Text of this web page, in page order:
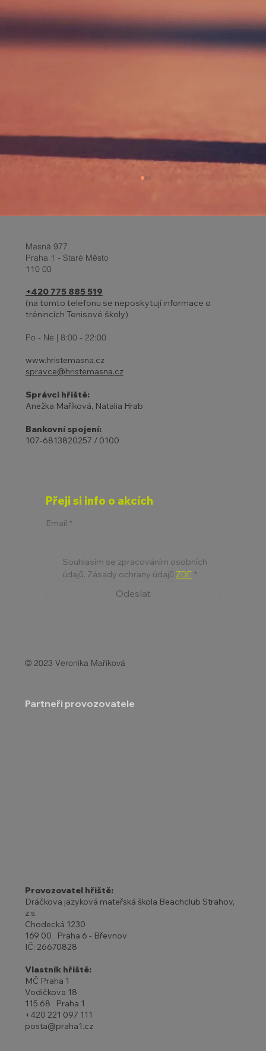
INDIVIDUÁLNÍ TRÉNINKY DĚTÍ
Provozovatel hřiště:
Dráčkova jazyková mateřská škola Beachclub Strahov,
z.s.
Chodecká 1230
169 00 Praha 6 - Břevnov
IČ: 26670828
Vlastník hřiště:
MČ Praha 1
Vodičkova 18
115 68 Praha 1
+420 221 097 111
posta@praha1.cz
Masná 977
Praha 1 - Staré Město
110 00
+420 775 885 519
(na tomto telefonu se neposkytují informace o
trénincích Tenisové školy)
Po - Ne | 8:00 - 22:00
www.hristemasna.cz
spravce@hristemasna.cz
Správci hřiště:
Anežka Maříková, Natalia Hrab
Bankovní spojení:
107-6813820257 / 0100
Přeji si info o akcích
Email *
Souhlasím se zpracováním osobních
údajů. Zásady ochrany údajů ZDE *
Odeslat
© 2023 Veronika Maříková
Partneři provozovatele